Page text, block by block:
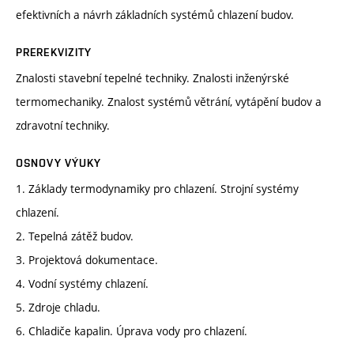
efektivních a návrh základních systémů chlazení budov.
PREREKVIZITY
Znalosti stavební tepelné techniky. Znalosti inženýrské
termomechaniky. Znalost systémů větrání, vytápění budov a
zdravotní techniky.
OSNOVY VÝUKY
1. Základy termodynamiky pro chlazení. Strojní systémy
chlazení.
2. Tepelná zátěž budov.
3. Projektová dokumentace.
4. Vodní systémy chlazení.
5. Zdroje chladu.
6. Chladiče kapalin. Úprava vody pro chlazení.